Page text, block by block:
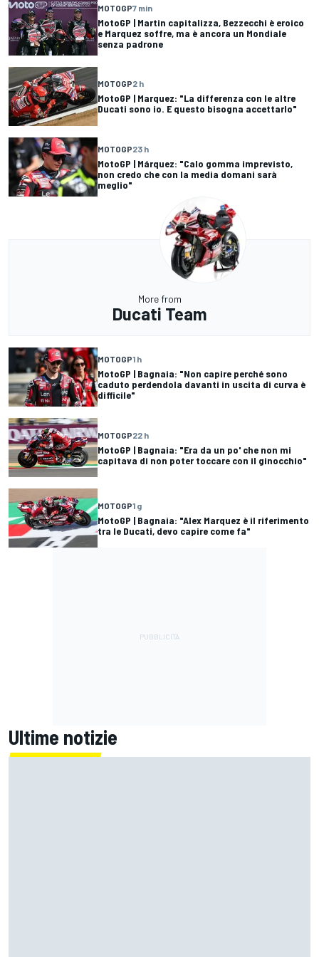
MOTOGP7 min
MotoGP | Martin capitalizza, Bezzecchi è eroico
e Marquez soffre, ma è ancora un Mondiale
senza padrone
MOTOGP2 h
MotoGP | Marquez: "La differenza con le altre
Ducati sono io. E questo bisogna accettarlo"
MOTOGP23 h
MotoGP | Márquez: "Calo gomma imprevisto,
non credo che con la media domani sarà
meglio"
More from
Ducati Team
MOTOGP1 h
MotoGP | Bagnaia: "Non capire perché sono
caduto perdendola davanti in uscita di curva è
difficile"
MOTOGP22 h
MotoGP | Bagnaia: "Era da un po' che non mi
capitava di non poter toccare con il ginocchio"
MOTOGP1 g
MotoGP | Bagnaia: "Alex Marquez è il riferimento
tra le Ducati, devo capire come fa"
Ultime notizie